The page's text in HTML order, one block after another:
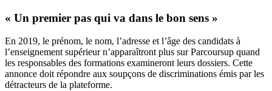
« Un premier pas qui va dans le bon sens »
En 2019, le prénom, le nom, l’adresse et l’âge des candidats à
l’enseignement supérieur n’apparaîtront plus sur Parcoursup quand
les responsables des formations examineront leurs dossiers. Cette
annonce doit répondre aux soupçons de discriminations émis par les
détracteurs de la plateforme.